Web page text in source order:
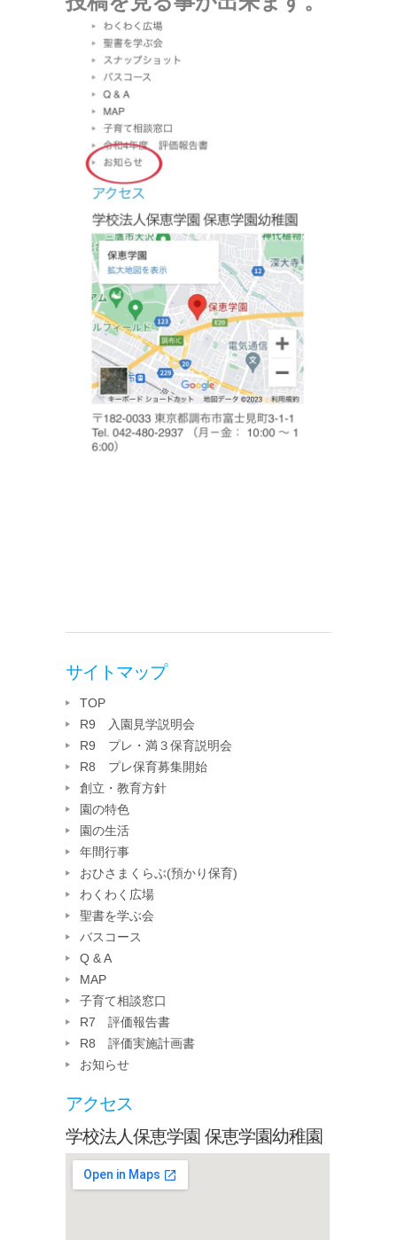
サイトマップ
TOP
R9 入園見学説明会
R9 プレ・満３保育説明会
R8 プレ保育募集開始
創立・教育方針
園の特色
園の生活
年間行事
おひさまくらぶ(預かり保育)
わくわく広場
聖書を学ぶ会
バスコース
Q & A
MAP
子育て相談窓口
R7 評価報告書
R8 評価実施計画書
お知らせ
アクセス
学校法人保恵学園 保恵学園幼稚園